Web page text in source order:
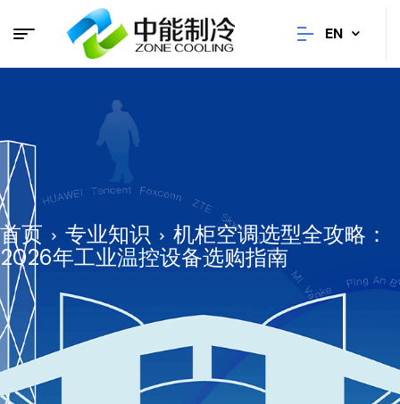
EN
首页 专业知识
机柜空调选型全攻略：
2026年工业温控设备选购指南